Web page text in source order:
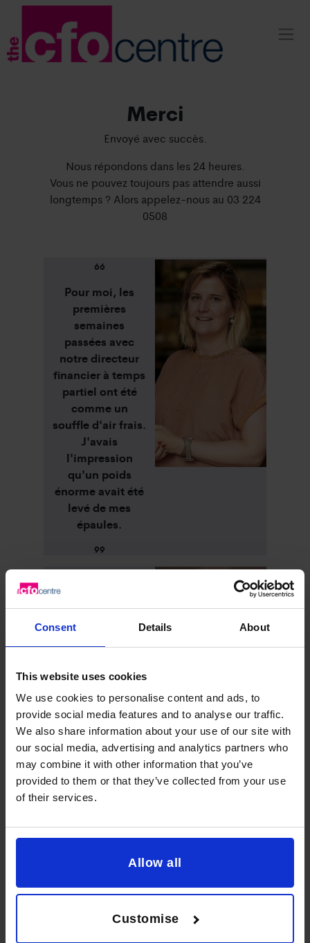
Consent Details About
This website uses cookies
We use cookies to personalise content and ads, to
provide social media features and to analyse our traffic.
We also share information about your use of our site with
our social media, advertising and analytics partners who
may combine it with other information that you’ve
provided to them or that they’ve collected from your use
of their services.
Allow all
Customise
Merci
Envoyé avec succès.
Nous répondons dans les 24 heures.
Vous ne pouvez toujours pas attendre aussi
longtemps ? Alors appelez-nous au 03 224
0508
66
Pour moi, les
premières
semaines
passées avec
notre directeur
financier à temps
partiel ont été
comme un
souffle d'air frais.
J'avais
l'impression
qu'un poids
énorme avait été
levé de mes
épaules.
99
La disponibilité
24h/24 et 7j/7
financier nous
grande
tranquillité
d'esprit.
99
à optimiser les
l'entreprise, ce
qui a conduit à
des actionnaires